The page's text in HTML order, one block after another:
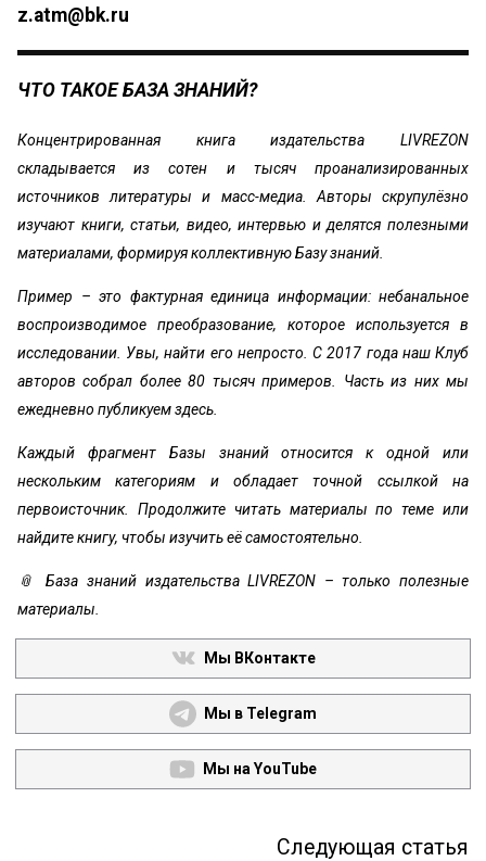
z.atm@bk.ru
ЧТО ТАКОЕ БАЗА ЗНАНИЙ?
Концентрированная книга издательства LIVREZON
складывается из сотен и тысяч проанализированных
источников литературы и масс-медиа. Авторы скрупулёзно
изучают книги, статьи, видео, интервью и делятся полезными
материалами, формируя коллективную Базу знаний.
Пример – это фактурная единица информации: небанальное
воспроизводимое преобразование, которое используется в
исследовании. Увы, найти его непросто. С 2017 года наш Клуб
авторов собрал более 80 тысяч примеров. Часть из них мы
ежедневно публикуем здесь.
Каждый фрагмент Базы знаний относится к одной или
нескольким категориям и обладает точной ссылкой на
первоисточник. Продолжите читать материалы по теме или
найдите книгу, чтобы изучить её самостоятельно.
📎 База знаний издательства LIVREZON – только полезные
материалы.
Мы ВКонтакте
Мы в Telegram
Мы на YouTube
Следующая статья